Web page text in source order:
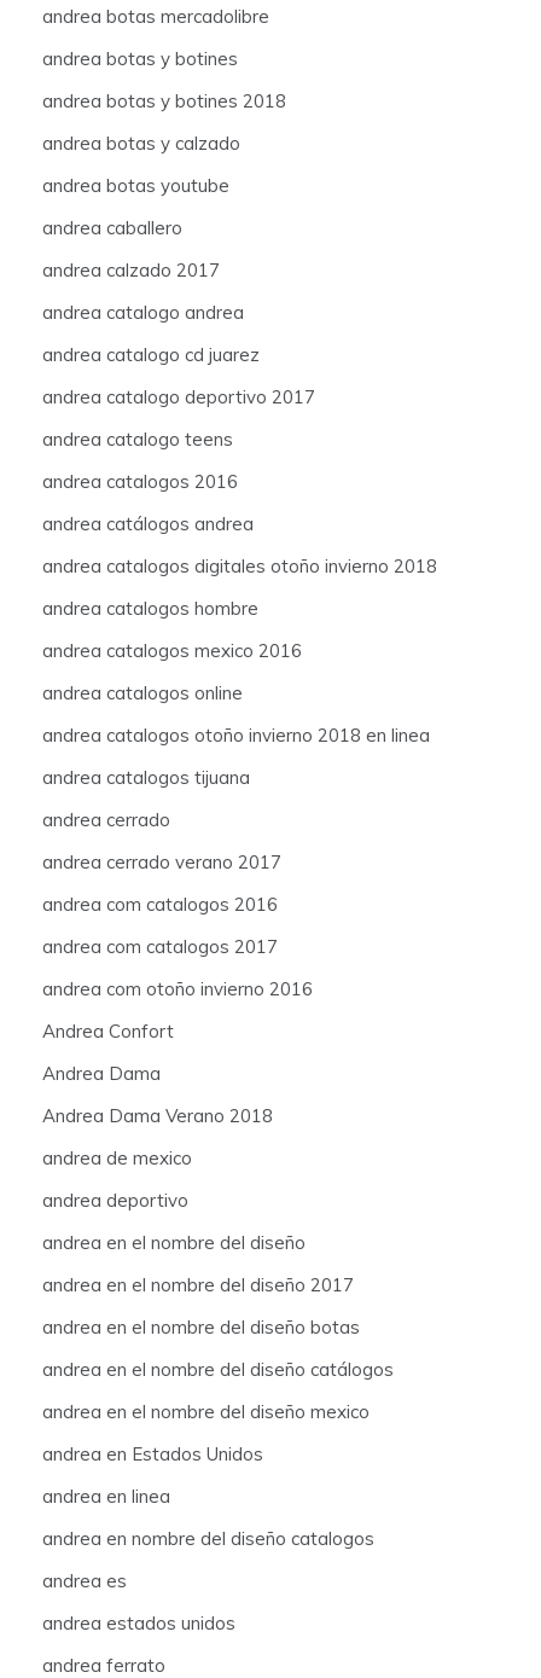
andrea botas mercadolibre
andrea botas y botines
andrea botas y botines 2018
andrea botas y calzado
andrea botas youtube
andrea caballero
andrea calzado 2017
andrea catalogo andrea
andrea catalogo cd juarez
andrea catalogo deportivo 2017
andrea catalogo teens
andrea catalogos 2016
andrea catálogos andrea
andrea catalogos digitales otoño invierno 2018
andrea catalogos hombre
andrea catalogos mexico 2016
andrea catalogos online
andrea catalogos otoño invierno 2018 en linea
andrea catalogos tijuana
andrea cerrado
andrea cerrado verano 2017
andrea com catalogos 2016
andrea com catalogos 2017
andrea com otoño invierno 2016
Andrea Confort
Andrea Dama
Andrea Dama Verano 2018
andrea de mexico
andrea deportivo
andrea en el nombre del diseño
andrea en el nombre del diseño 2017
andrea en el nombre del diseño botas
andrea en el nombre del diseño catálogos
andrea en el nombre del diseño mexico
andrea en Estados Unidos
andrea en linea
andrea en nombre del diseño catalogos
andrea es
andrea estados unidos
andrea ferrato